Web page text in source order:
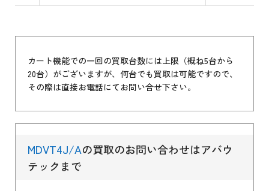
カート機能での一回の買取台数には上限（概ね5台から
20台）がございますが、何台でも買取は可能ですので、
その際は直接お電話にてお問い合せ下さい。
MDVT4J/Aの買取のお問い合わせはアバウ
テックまで